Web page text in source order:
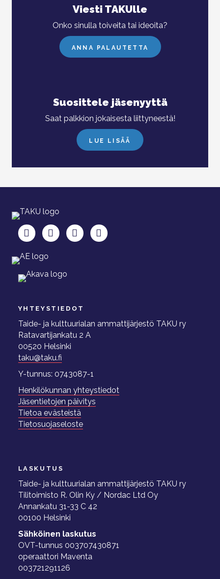
Viesti TAKUlle
Onko sinulla toiveita tai ideoita?
ANNA PALAUTETTA
Suosittele jäsenyyttä
Saat palkkion jokaisesta liittyneestä!
LUE LISÄÄ
TAKU Facebookissa
TAKU Twitterissä
TAKU Instagramissa
TAKU LinkedInissä
YHTEYSTIEDOT
Taide- ja kulttuurialan ammattijärjestö TAKU ry
Ratavartijankatu 2 A
00520 Helsinki
taku@taku.fi
Y-tunnus: 0743087-1
Henkilökunnan yhteystiedot
Jäsentietojen päivitys
Tietoa evästeistä
Tietosuojaseloste
LASKUTUS
Taide- ja kulttuurialan ammattijärjestö TAKU ry
Tilitoimisto R. Olin Ky / Nordac Ltd Oy
Annankatu 31-33 C 42
00100 Helsinki
Sähköinen laskutus
OVT-tunnus 003707430871
operaattori Maventa
003721291126